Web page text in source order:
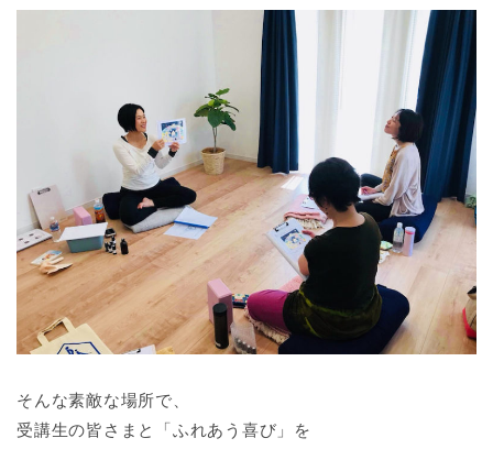
そんな素敵な場所で、
受講生の皆さまと「ふれあう喜び」を